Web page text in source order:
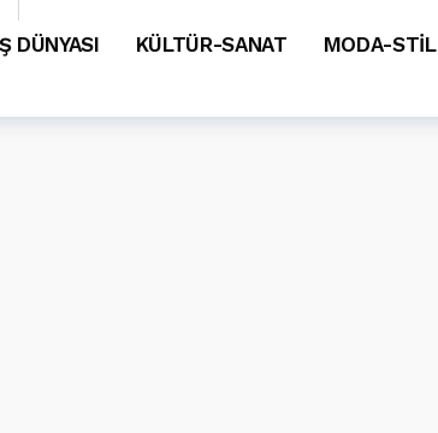
DÜNYASI KÜLTÜR-SANAT MODA-STİL